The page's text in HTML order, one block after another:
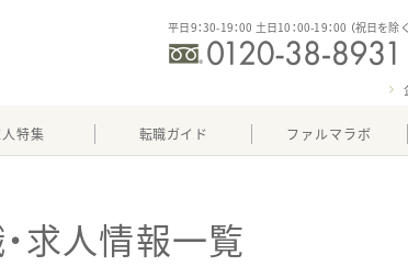
平日9：30-19：00 土日10：00-19：00 （祝日を除
特集 転職ガイド ファルマラボ
求人情報一覧